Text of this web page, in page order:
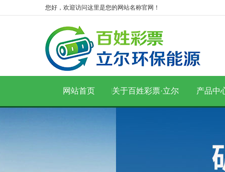
您好，欢迎访问这里是您的网站名称官网！
网站首页 关于百姓彩票·立尔 产品中